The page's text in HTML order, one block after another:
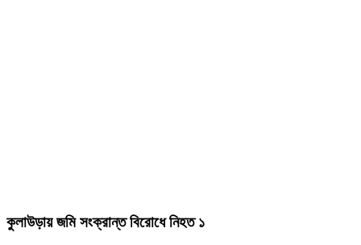
কুলাউড়ায় জমি সংক্রান্ত বিরোধে নিহত ১